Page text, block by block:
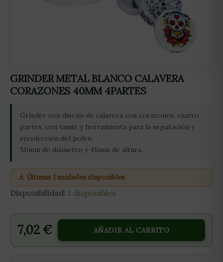
GRINDER METAL BLANCO CALAVERA
CORAZONES 40MM 4PARTES
Grinder con diseño de calavera con corazones, cuatro
partes, con tamiz y herramienta para la separación y
recolección del polen.
50mm de diámetro y 45mm de altura.
⚠ Últimas 1 unidades disponibles
Disponibilidad: 1 disponibles
7,02 € AÑADIR AL CARRITO